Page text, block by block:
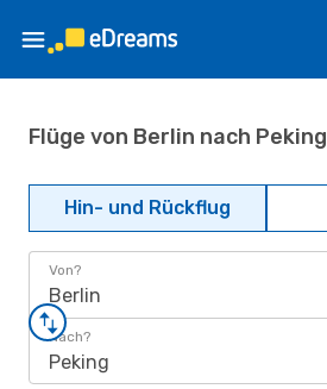
Flüge von Berlin nach Peking
Hin- und Rückflug
Von?
Berlin
Nach?
Peking